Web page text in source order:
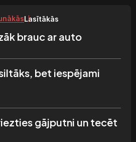
Lasītākās
brauc ar auto
bet iespējami
gājputni un tecēt